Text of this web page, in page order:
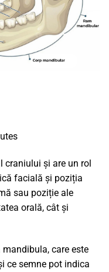
craniului și are un rol
facială și poziția
sau poziție ale
orală, cât și
care este
ce semne pot indica